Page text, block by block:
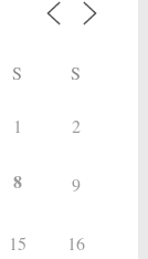
S S
1 2
8 9
15 16